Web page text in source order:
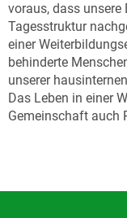
voraus, dass unsere
Tagesstruktur
einer
behinderte
unserer
Das Leben in einer
Gemeinschaft auch